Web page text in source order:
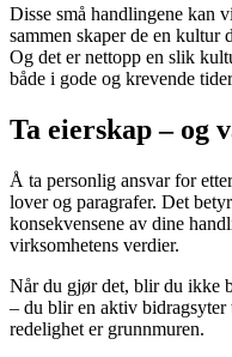
Disse små handlingene kan
sammen skaper de en kultur
Og det er nettopp en slik
både i gode og krevende
Ta eierskap – og
Å ta personlig ansvar for
lover og paragrafer. Det
konsekvensene av dine
virksomhetens verdier.
Når du gjør det, blir du ikke
– du blir en aktiv bidragsyter
redelighet er grunnmuren.